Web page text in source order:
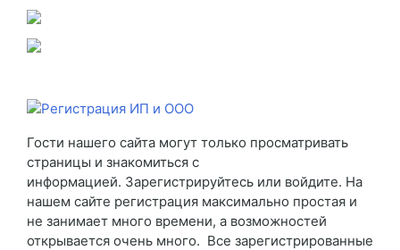
Гости нашего сайта могут только просматривать
страницы и знакомиться с
информацией. Зарегистрируйтесь или войдите. На
нашем сайте регистрация максимально простая и
не занимает много времени, а возможностей
открывается очень много. Все зарегистрированные